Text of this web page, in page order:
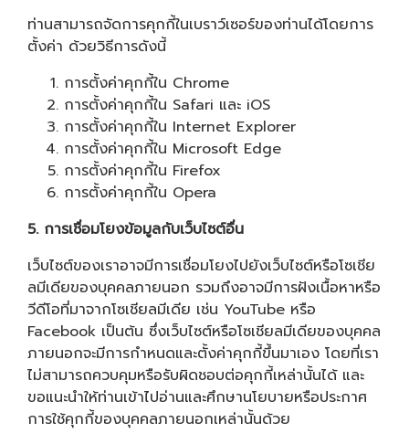
ท่านสามารถจัดการคุกกี้ในเบราว์เซอร์ของท่านได้โดยการ
ตั้งค่า ด้วยวิธีการดังนี้
การตั้งค่าคุกกี้ใน Chrome
การตั้งค่าคุกกี้ใน Safari และ iOS
การตั้งค่าคุกกี้ใน Internet Explorer
การตั้งค่าคุกกี้ใน Microsoft Edge
การตั้งค่าคุกกี้ใน Firefox
การตั้งค่าคุกกี้ใน Opera
5. การเชื่อมโยงข้อมูลกับเว็บไซต์อื่น
เว็บไซต์ของเราอาจมีการเชื่อมโยงไปยังเว็บไซต์หรือโซเชีย
ลมีเดียของบุคคลภายนอก รวมถึงอาจมีการฝังเนื้อหาหรือ
วีดีโอที่มาจากโซเชียลมีเดีย เช่น YouTube หรือ
Facebook เป็นต้น ซึ่งเว็บไซต์หรือโซเชียลมีเดียของบุคคล
ภายนอกจะมีการกำหนดและตั้งค่าคุกกี้ขึ้นมาเอง โดยที่เรา
ไม่สามารถควบคุมหรือรับผิดชอบต่อคุกกี้เหล่านั้นได้ และ
ขอแนะนำให้ท่านเข้าไปอ่านและศึกษานโยบายหรือประกาศ
การใช้คุกกี้ของบุคคลภายนอกเหล่านั้นด้วย